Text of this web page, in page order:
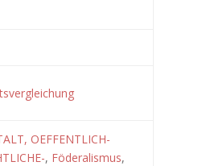
OEFFENTLICH-
, Föderalismus,